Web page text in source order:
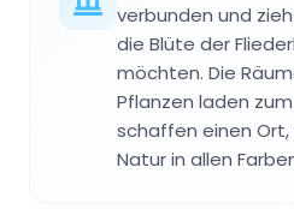
verbunden und
die Blüte der
möchten. Die
Pflanzen laden
schaffen einen
Natur in allen